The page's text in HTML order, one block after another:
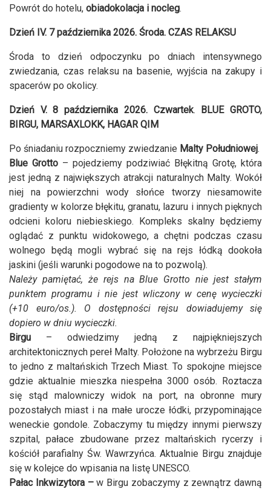
Powrót do hotelu, obiadokolacja i nocleg.
Dzień IV. 7 października 2026. Środa. CZAS RELAKSU
Środa to dzień odpoczynku po dniach intensywnego
zwiedzania, czas relaksu na basenie, wyjścia na zakupy i
spacerów po okolicy.
Dzień V. 8 października 2026. Czwartek. BLUE GROTO,
BIRGU, MARSAXLOKK, HAGAR QIM
Po śniadaniu rozpoczniemy zwiedzanie Malty Południowej.
Blue Grotto – pojedziemy podziwiać Błękitną Grotę, która
jest jedną z największych atrakcji naturalnych Malty. Wokół
niej na powierzchni wody słońce tworzy niesamowite
gradienty w kolorze błękitu, granatu, lazuru i innych pięknych
odcieni koloru niebieskiego. Kompleks skalny będziemy
oglądać z punktu widokowego, a chętni podczas czasu
wolnego będą mogli wybrać się na rejs łódką dookoła
jaskini (jeśli warunki pogodowe na to pozwolą).
Należy pamiętać, że rejs na Blue Grotto nie jest stałym
punktem programu i nie jest wliczony w cenę wycieczki
(+10 euro/os.). O dostępności rejsu dowiadujemy się
dopiero w dniu wycieczki.
Birgu – odwiedzimy jedną z najpiękniejszych
architektonicznych pereł Malty. Położone na wybrzeżu Birgu
to jedno z maltańskich Trzech Miast. To spokojne miejsce
gdzie aktualnie mieszka niespełna 3000 osób. Roztacza
się stąd malowniczy widok na port, na obronne mury
pozostałych miast i na małe urocze łódki, przypominające
weneckie gondole. Zobaczymy tu między innymi pierwszy
szpital, pałace zbudowane przez maltańskich rycerzy i
kościół parafialny Św. Wawrzyńca. Aktualnie Birgu znajduje
się w kolejce do wpisania na listę UNESCO.
Pałac Inkwizytora –w Birgu zobaczymy z zewnątrz dawną